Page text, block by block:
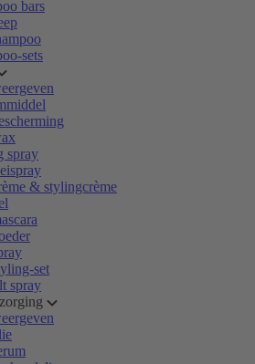
bars
sets
spray
& stylingcrème
set
spray